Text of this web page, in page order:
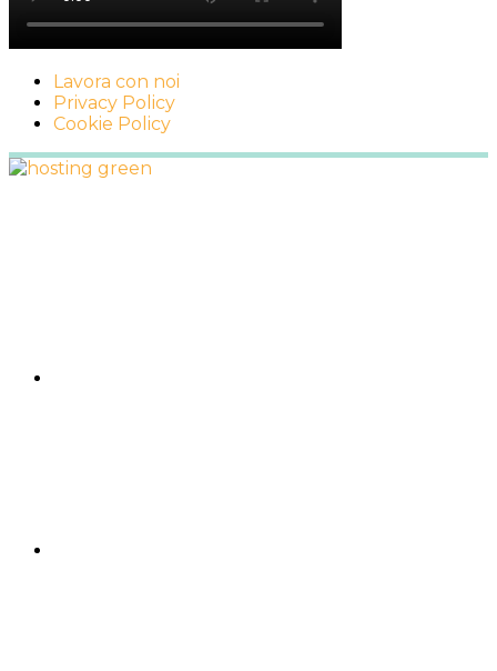
Lavora con noi
Privacy Policy
Cookie Policy
Footer